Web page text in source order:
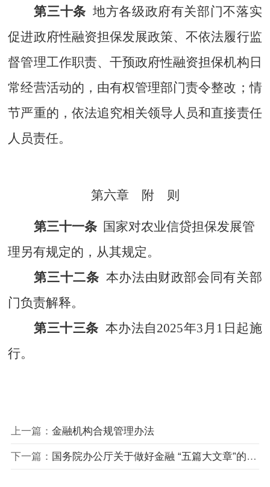
第三十条 地方各级政府有关部门不落实
促进政府性融资担保发展政策、不依法履行监
督管理工作职责、 干预政府性融资担保机构日
常经营活动的，由有权管理部门责令整改；情
节严重的，依法追究相关领导人员和直接责任
人员责任。
第六章 附 则
第三十一条 国家对农业信贷担保发展管
理另有规定的，从其规定。
第三十二条 本办法由财政部会同有关部
门负责解释。
第三十三条 本办法自2025年3 月 1 日起施
行。
上一篇： 金融机构合规管理办法
下一篇： 国务院办公厅关于做好金融 “五篇大文章”的指导意见